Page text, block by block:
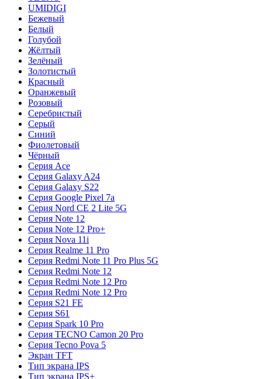
UMIDIGI
Бежевый
Белый
Голубой
Жёлтый
Зелёный
Золотистый
Красный
Оранжевый
Розовый
Серебристый
Серый
Синий
Фиолетовый
Чёрный
Серия Ace
Серия Galaxy A24
Серия Galaxy S22
Серия Google Pixel 7a
Серия Nord CE 2 Lite 5G
Серия Note 12
Серия Note 12 Pro+
Серия Nova 11i
Серия Realme 11 Pro
Серия Redmi Note 11 Pro Plus 5G
Серия Redmi Note 12
Серия Redmi Note 12 Pro
Серия Redmi Note 12 Pro
Серия S21 FE
Серия S61
Серия Spark 10 Pro
Серия TECNO Camon 20 Pro
Серия Tecno Pova 5
Экран TFT
Тип экрана IPS
Тип экрана IPS+